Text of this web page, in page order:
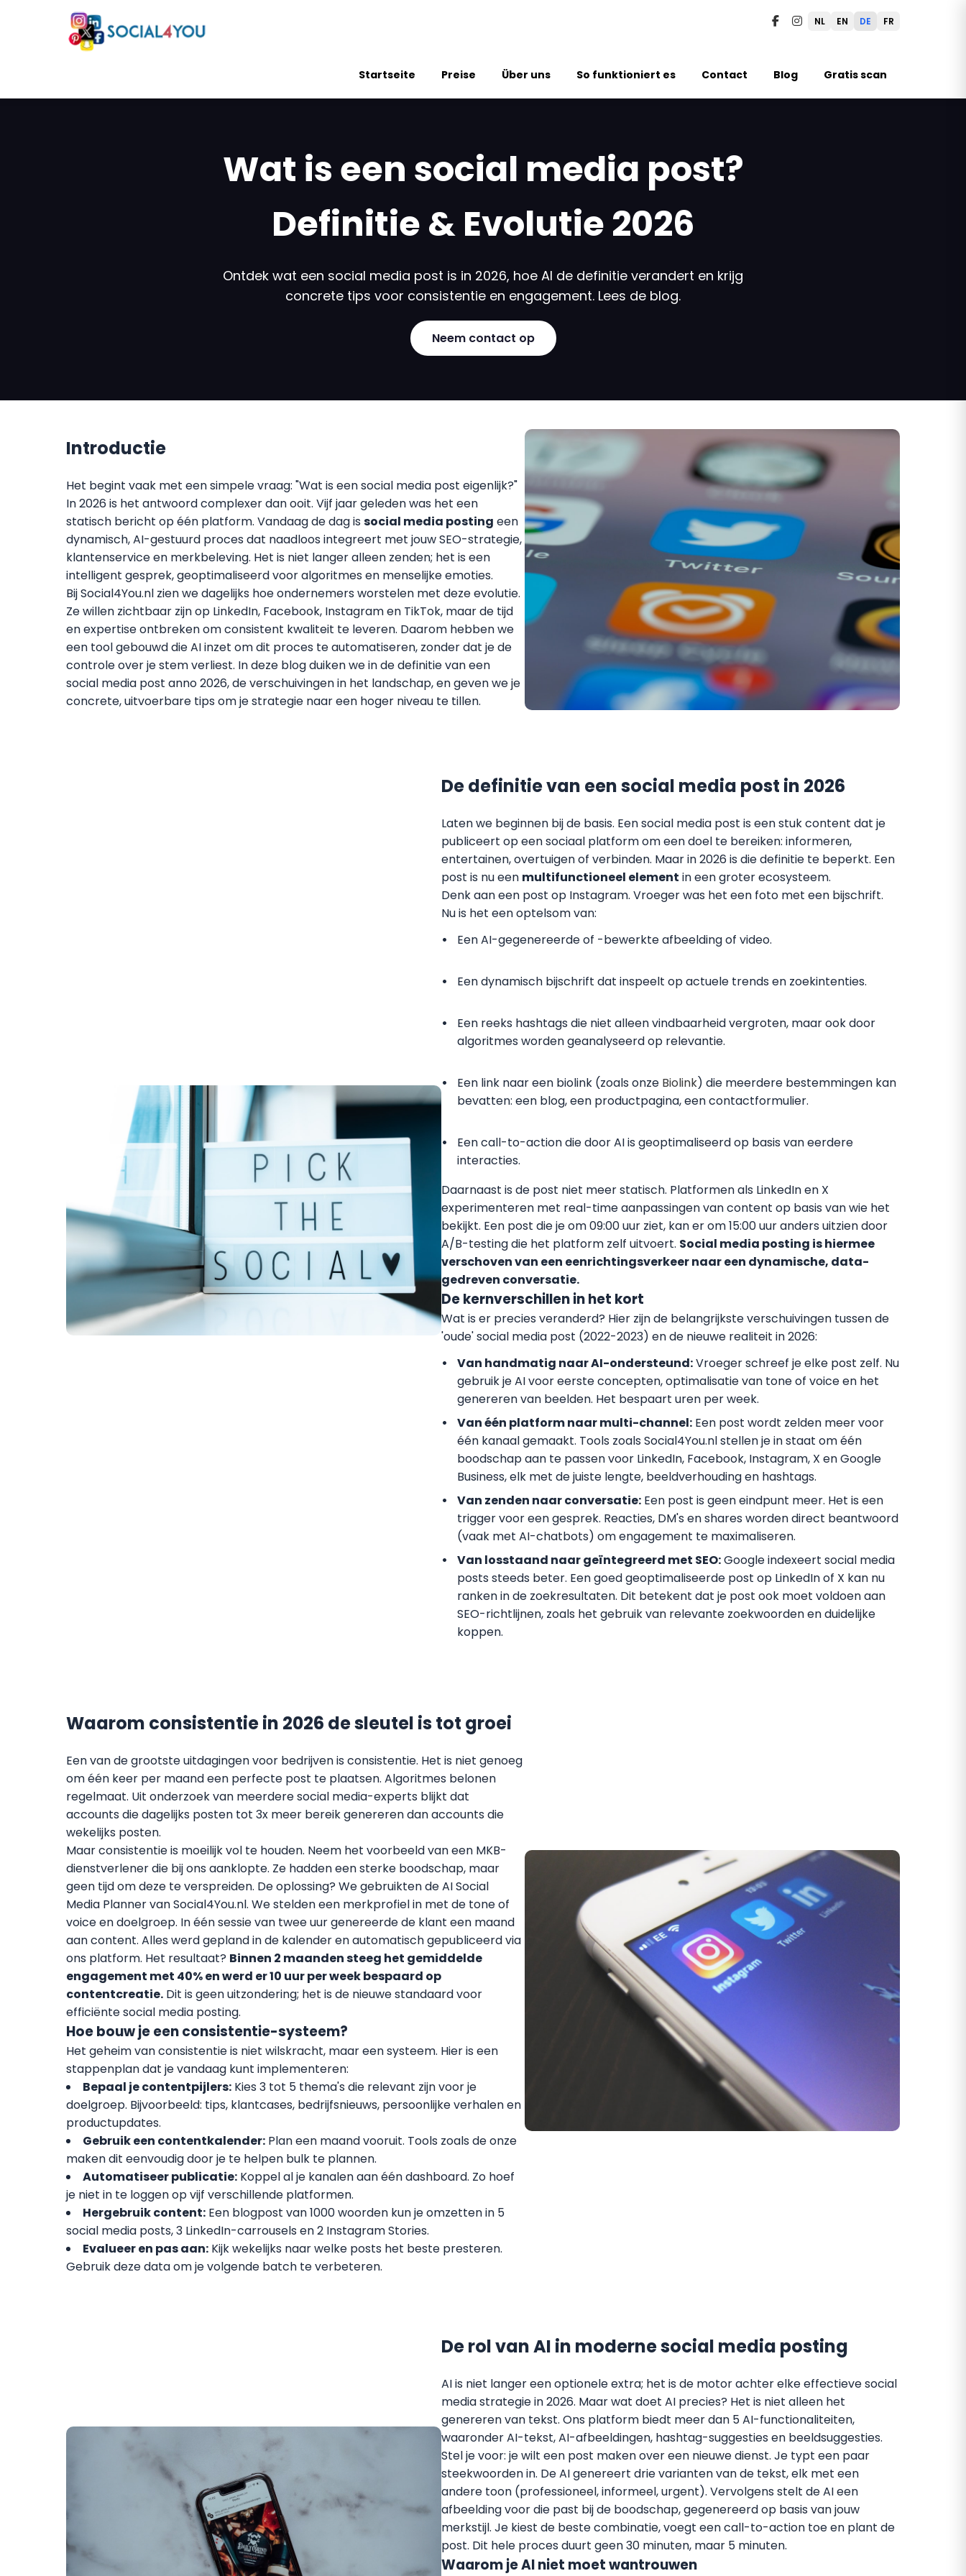
Startseite Preise Über uns So funktioniert es Contact Blog Gratis scan
NL EN DE FR
Wat is een social media post?
Definitie & Evolutie 2026
Ontdek wat een social media post is in 2026, hoe AI de definitie verandert en krijg
concrete tips voor consistentie en engagement. Lees de blog.
Neem contact op
Introductie
Het begint vaak met een simpele vraag: "Wat is een social media post eigenlijk?"
In 2026 is het antwoord complexer dan ooit. Vijf jaar geleden was het een
statisch bericht op één platform. Vandaag de dag is social media posting een
dynamisch, AI-gestuurd proces dat naadloos integreert met jouw SEO-strategie,
klantenservice en merkbeleving. Het is niet langer alleen zenden; het is een
intelligent gesprek, geoptimaliseerd voor algoritmes en menselijke emoties.
Bij Social4You.nl zien we dagelijks hoe ondernemers worstelen met deze evolutie.
Ze willen zichtbaar zijn op LinkedIn, Facebook, Instagram en TikTok, maar de tijd
en expertise ontbreken om consistent kwaliteit te leveren. Daarom hebben we
een tool gebouwd die AI inzet om dit proces te automatiseren, zonder dat je de
controle over je stem verliest. In deze blog duiken we in de definitie van een
social media post anno 2026, de verschuivingen in het landschap, en geven we je
concrete, uitvoerbare tips om je strategie naar een hoger niveau te tillen.
De definitie van een social media post in 2026
Laten we beginnen bij de basis. Een social media post is een stuk content dat je
publiceert op een sociaal platform om een doel te bereiken: informeren,
entertainen, overtuigen of verbinden. Maar in 2026 is die definitie te beperkt. Een
post is nu een multifunctioneel element in een groter ecosysteem.
Denk aan een post op Instagram. Vroeger was het een foto met een bijschrift.
Nu is het een optelsom van:
Een AI-gegenereerde of -bewerkte afbeelding of video.
Een dynamisch bijschrift dat inspeelt op actuele trends en zoekintenties.
Een reeks hashtags die niet alleen vindbaarheid vergroten, maar ook door
algoritmes worden geanalyseerd op relevantie.
Een link naar een biolink (zoals onze Biolink) die meerdere bestemmingen kan
bevatten: een blog, een productpagina, een contactformulier.
Een call-to-action die door AI is geoptimaliseerd op basis van eerdere
interacties.
Daarnaast is de post niet meer statisch. Platformen als LinkedIn en X
experimenteren met real-time aanpassingen van content op basis van wie het
bekijkt. Een post die je om 09:00 uur ziet, kan er om 15:00 uur anders uitzien door
A/B-testing die het platform zelf uitvoert. Social media posting is hiermee
verschoven van een eenrichtingsverkeer naar een dynamische, data-
gedreven conversatie.
De kernverschillen in het kort
Wat is er precies veranderd? Hier zijn de belangrijkste verschuivingen tussen de
'oude' social media post (2022-2023) en de nieuwe realiteit in 2026:
Van handmatig naar AI-ondersteund:Vroeger schreef je elke post zelf. Nu
gebruik je AI voor eerste concepten, optimalisatie van tone of voice en het
genereren van beelden. Het bespaart uren per week.
Van één platform naar multi-channel:Een post wordt zelden meer voor
één kanaal gemaakt. Tools zoals Social4You.nl stellen je in staat om één
boodschap aan te passen voor LinkedIn, Facebook, Instagram, X en Google
Business, elk met de juiste lengte, beeldverhouding en hashtags.
Van zenden naar conversatie:Een post is geen eindpunt meer. Het is een
trigger voor een gesprek. Reacties, DM's en shares worden direct beantwoord
(vaak met AI-chatbots) om engagement te maximaliseren.
Van losstaand naar geïntegreerd met SEO:Google indexeert social media
posts steeds beter. Een goed geoptimaliseerde post op LinkedIn of X kan nu
ranken in de zoekresultaten. Dit betekent dat je post ook moet voldoen aan
SEO-richtlijnen, zoals het gebruik van relevante zoekwoorden en duidelijke
koppen.
Waarom consistentie in 2026 de sleutel is tot groei
Een van de grootste uitdagingen voor bedrijven is consistentie. Het is niet genoeg
om één keer per maand een perfecte post te plaatsen. Algoritmes belonen
regelmaat. Uit onderzoek van meerdere social media-experts blijkt dat
accounts die dagelijks posten tot 3x meer bereik genereren dan accounts die
wekelijks posten.
Maar consistentie is moeilijk vol te houden. Neem het voorbeeld van een MKB-
dienstverlener die bij ons aanklopte. Ze hadden een sterke boodschap, maar
geen tijd om deze te verspreiden. De oplossing? We gebruikten de AI Social
Media Planner van Social4You.nl. We stelden een merkprofiel in met de tone of
voice en doelgroep. In één sessie van twee uur genereerde de klant een maand
aan content. Alles werd gepland in de kalender en automatisch gepubliceerd via
ons platform. Het resultaat? Binnen 2 maanden steeg het gemiddelde
engagement met 40% en werd er 10 uur per week bespaard op
contentcreatie. Dit is geen uitzondering; het is de nieuwe standaard voor
efficiënte social media posting.
Hoe bouw je een consistentie-systeem?
Het geheim van consistentie is niet wilskracht, maar een systeem. Hier is een
stappenplan dat je vandaag kunt implementeren:
Bepaal je contentpijlers: Kies 3 tot 5 thema's die relevant zijn voor je
doelgroep. Bijvoorbeeld: tips, klantcases, bedrijfsnieuws, persoonlijke verhalen en
productupdates.
Gebruik een contentkalender: Plan een maand vooruit. Tools zoals de onze
maken dit eenvoudig door je te helpen bulk te plannen.
Automatiseer publicatie: Koppel al je kanalen aan één dashboard. Zo hoef
je niet in te loggen op vijf verschillende platformen.
Hergebruik content: Een blogpost van 1000 woorden kun je omzetten in 5
social media posts, 3 LinkedIn-carrousels en 2 Instagram Stories.
Evalueer en pas aan: Kijk wekelijks naar welke posts het beste presteren.
Gebruik deze data om je volgende batch te verbeteren.
De rol van AI in moderne social media posting
AI is niet langer een optionele extra; het is de motor achter elke effectieve social
media strategie in 2026. Maar wat doet AI precies? Het is niet alleen het
genereren van tekst. Ons platform biedt meer dan 5 AI-functionaliteiten,
waaronder AI-tekst, AI-afbeeldingen, hashtag-suggesties en beeldsuggesties.
Stel je voor: je wilt een post maken over een nieuwe dienst. Je typt een paar
steekwoorden in. De AI genereert drie varianten van de tekst, elk met een
andere toon (professioneel, informeel, urgent). Vervolgens stelt de AI een
afbeelding voor die past bij de boodschap, gegenereerd op basis van jouw
merkstijl. Je kiest de beste combinatie, voegt een call-to-action toe en plant de
post. Dit hele proces duurt geen 30 minuten, maar 5 minuten.
Waarom je AI niet moet wantrouwen